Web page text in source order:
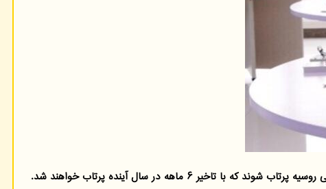
ماهه در سال آینده پرتاب خواهند شد.